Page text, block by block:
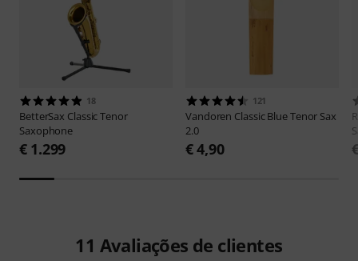
18
BetterSax Classic Tenor
Saxophone
€ 1.299
121
Vandoren Classic Blue Tenor Sax
2.0
€ 4,90
11 Avaliações de clientes